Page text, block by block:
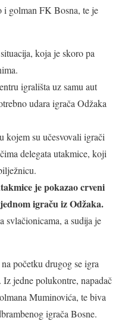
i golman FK Bosna, te je
koja je skoro pa
igrališta uz samu aut
udara igrača Odžaka
kojem su učesvovali igrači
delegata utakmice, koji
je pokazao crveni
igraču iz Odžaka.
svlačionicama, a sudija je
početku drugog se igra
jedne polukontre, napadač
Muminovića, te biva
igrača Bosne.